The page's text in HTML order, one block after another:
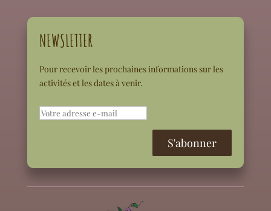
NEWSLETTER
Pour recevoir les prochaines informations sur les
activités et les dates à venir.